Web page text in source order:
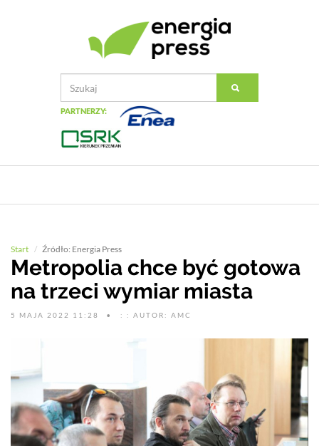
PARTNERZY:
Start Źródło: Energia Press
Metropolia chce być gotowa
na trzeci wymiar miasta
5 MAJA 2022 11:28 : : AUTOR: AMC